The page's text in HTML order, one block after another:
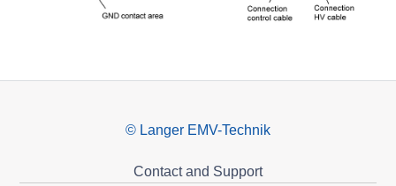
© Langer EMV-Technik
Contact and Support